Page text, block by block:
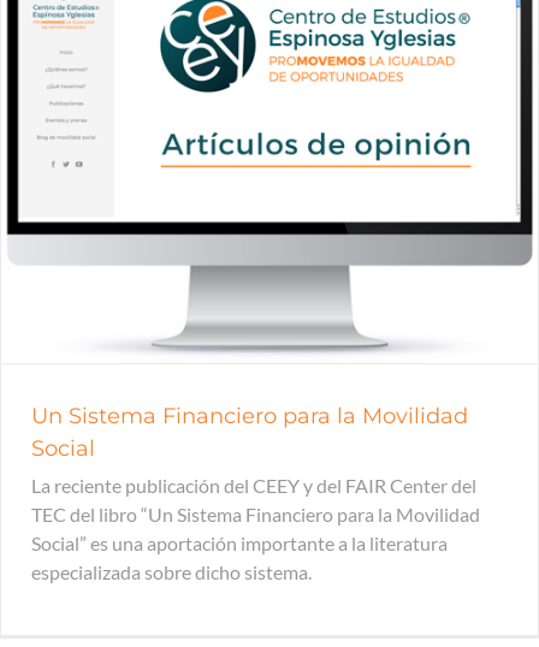
Un Sistema Financiero para la Movilidad
Social
La reciente publicación del CEEY y del FAIR Center del
TEC del libro “Un Sistema Financiero para la Movilidad
Social” es una aportación importante a la literatura
especializada sobre dicho sistema.